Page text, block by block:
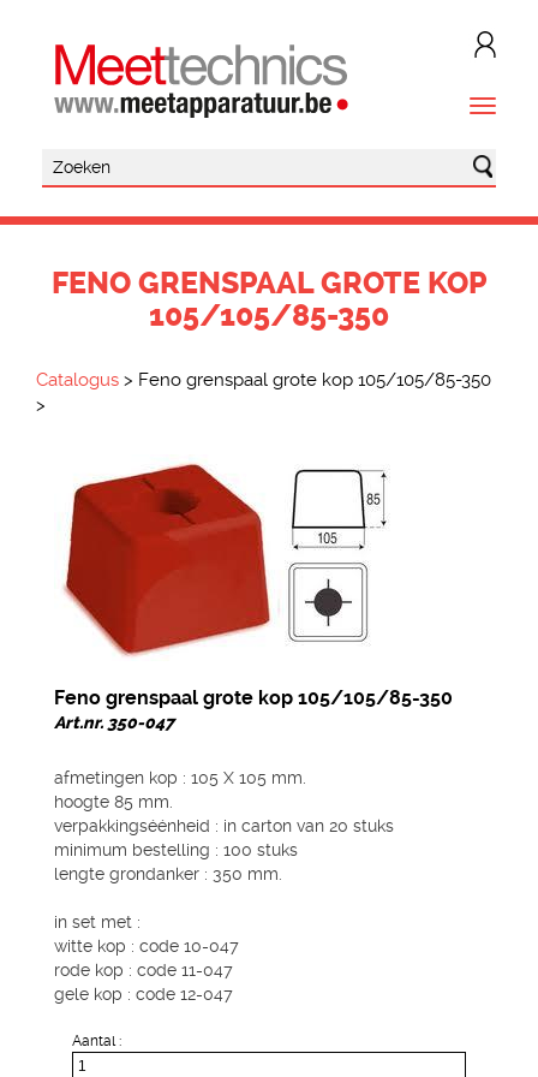
FENO GRENSPAAL GROTE KOP
105/105/85-350
Catalogus > Feno grenspaal grote kop 105/105/85-350
>
Feno grenspaal grote kop 105/105/85-350
Art.nr. 350-047
afmetingen kop : 105 X 105 mm.
hoogte 85 mm.
verpakkingséénheid : in carton van 20 stuks
minimum bestelling : 100 stuks
lengte grondanker : 350 mm.
in set met :
witte kop : code 10-047
rode kop : code 11-047
gele kop : code 12-047
Aantal :